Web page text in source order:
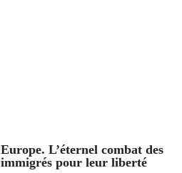
Europe. L’éternel combat des
immigrés pour leur liberté